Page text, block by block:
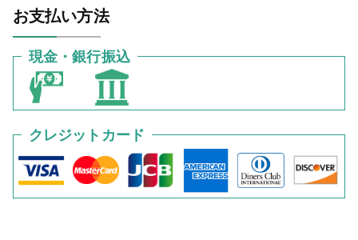
お支払い方法
現金・銀行振込
クレジットカード